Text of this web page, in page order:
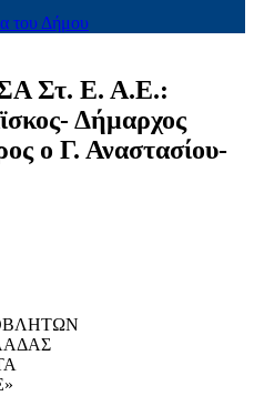
του Δήμου
Στ. Ε. Α.Ε.:
Δήμαρχος
ο Γ. Αναστασίου-